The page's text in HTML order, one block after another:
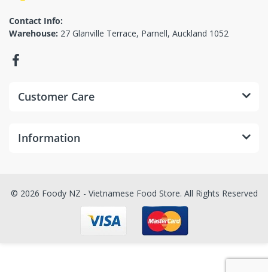
Contact Info:
Warehouse: 27 Glanville Terrace, Parnell, Auckland 1052
Customer Care
Information
© 2026 Foody NZ - Vietnamese Food Store. All Rights Reserved